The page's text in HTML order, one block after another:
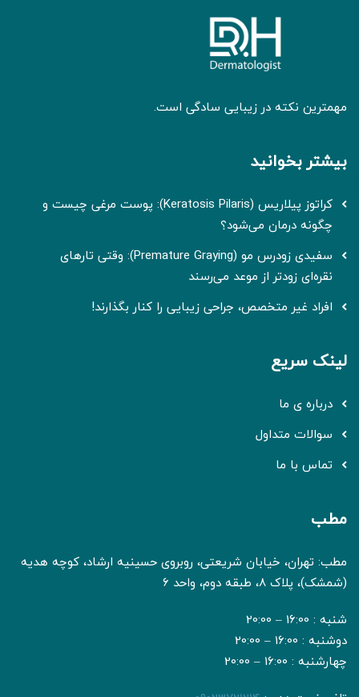
مهمترین نکته در زیبایی سادگی است.
بیشتر بخوانید
کراتوز پیلاریس (Keratosis Pilaris): پوست مرغی چیست و
چگونه درمان می‌شود؟
سفیدی زودرس مو (Premature Graying): وقتی تارهای
نقره‌ای زودتر از موعد می‌رسند
افراد غیر متخصص، جراحی زیبایی را کنار بگذارند!
لینک سریع
درباره ی ما
سوالات متداول
تماس با ما
مطب
مطب: تهران، خیابان شریعتی، روبروی حسینیه ارشاد، کوچه هدیه
(شمشک)، پلاک 8، طبقه دوم، واحد 6
شنبه : 16:00 – 20:00
دوشنبه : 16:00 – 20:00
چهارشنبه : 16:00 – 20:00